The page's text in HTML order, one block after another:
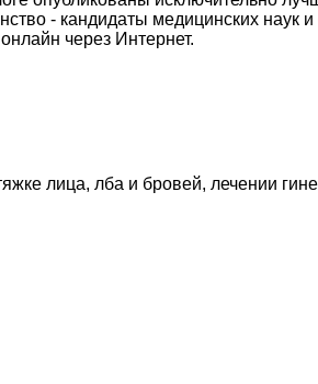
- кандидаты медицинских
через Интернет.
лица, лба и бровей, лечении